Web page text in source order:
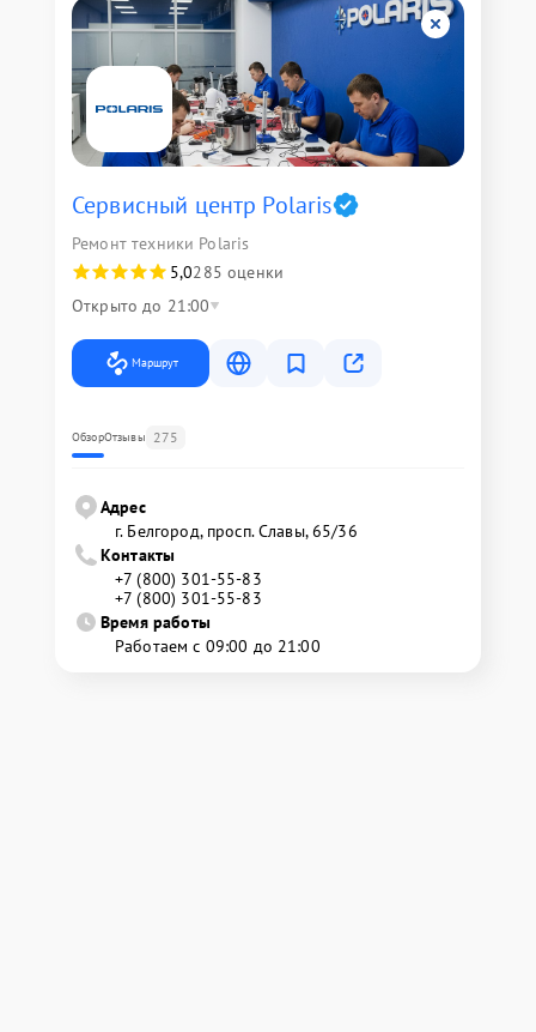
Сервисный центр Polaris
Ремонт техники Polaris
5,0285 оценки
Открыто до 21:00
Маршрут
ОбзорОтзывы 275
Адрес
г. Белгород, просп. Славы, 65/36
Контакты
+7 (800) 301-55-83
+7 (800) 301-55-83
Время работы
Работаем с 09:00 до 21:00